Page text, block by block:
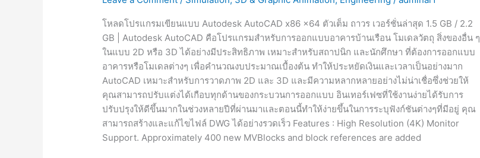
โหลดโปรแกรมเขียนแบบ Autodesk AutoCAD x86 x64 ตัวเต็ม ถาวร เวอร์ชั่นล่าสุด 1.5 GB / 2.2
GB | Autodesk AutoCAD คือโปรแกรมสำหรับการออกแบบอาคารบ้านเรือน โมเดลวัตถุ สิ่งของอื่น ๆ
ในแบบ 2D หรือ 3D ได้อย่างมีประสิทธิภาพ เหมาะสำหรับสถาปนิก และนักศึกษา ที่ต้องการออกแบบ
อาคารหรือโมเดลต่างๆ เพื่อคำนวณงบประมาณเบื้องต้น ทำให้ประหยัดเงินและเวลาเป็นอย่างมาก
AutoCAD เหมาะสำหรับการวาดภาพ 2D และ 3D และมีความหลากหลายอย่างไม่น่าเชื่อซึ่งช่วยให้
คุณสามารถปรับแต่งได้เกือบทุกด้านของกระบวนการออกแบบ อินเทอร์เฟซที่ใช้งานง่ายได้รับการ
ปรับปรุงให้ดีขึ้นมากในช่วงหลายปีที่ผ่านมาและตอนนี้ทำให้ง่ายขึ้นในการระบุฟังก์ชันต่างๆที่มีอยู่ คุณ
สามารถสร้างและแก้ไขไฟล์ DWG ได้อย่างรวดเร็ว Features : High Resolution (4K) Monitor
Support. Approximately 400 new MVBlocks and block references are added